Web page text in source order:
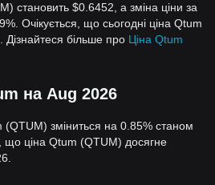
становить $0.6452, а зміна ціни за
Очікується, що сьогодні ціна Qtum
більше про Ціна Qtum
на Aug 2026
(QTUM) зміниться на 0.85% станом
що ціна Qtum (QTUM) досягне